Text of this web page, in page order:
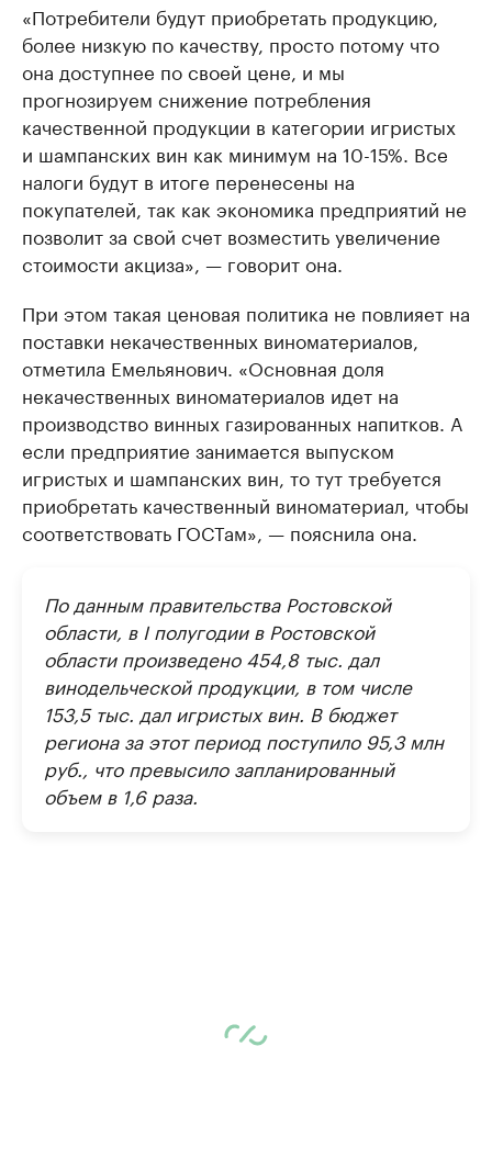
«Потребители будут приобретать продукцию,
более низкую по качеству, просто потому что
она доступнее по своей цене, и мы
прогнозируем снижение потребления
качественной продукции в категории игристых
и шампанских вин как минимум на 10-15%. Все
налоги будут в итоге перенесены на
покупателей, так как экономика предприятий не
позволит за свой счет возместить увеличение
стоимости акциза», — говорит она.
При этом такая ценовая политика не повлияет на
поставки некачественных виноматериалов,
отметила Емельянович. «Основная доля
некачественных виноматериалов идет на
производство винных газированных напитков. А
если предприятие занимается выпуском
игристых и шампанских вин, то тут требуется
приобретать качественный виноматериал, чтобы
соответствовать ГОСТам», — пояснила она.
По данным правительства Ростовской
области, в I полугодии в Ростовской
области произведено 454,8 тыс. дал
винодельческой продукции, в том числе
153,5 тыс. дал игристых вин. В бюджет
региона за этот период поступило 95,3 млн
руб., что превысило запланированный
объем в 1,6 раза.